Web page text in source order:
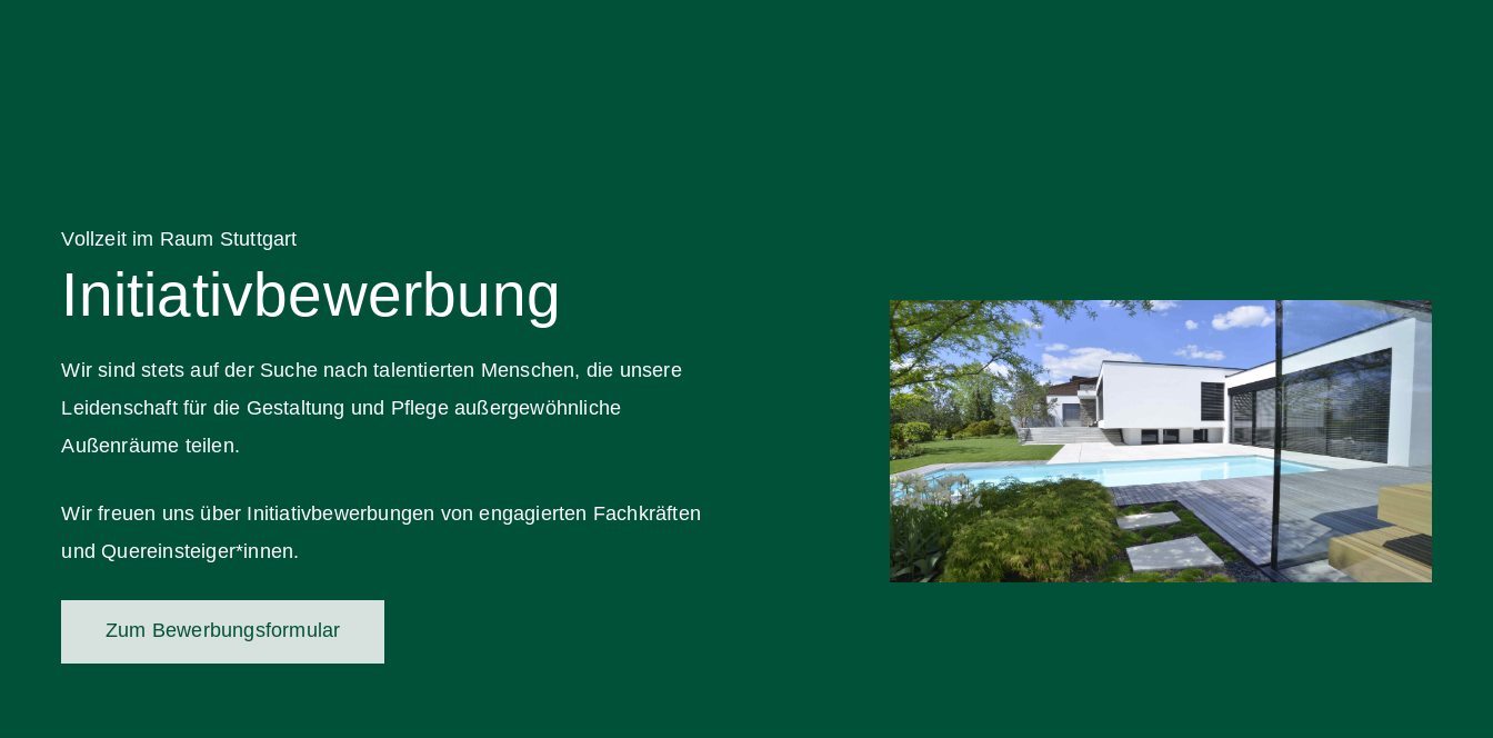
Vollzeit im Raum Stuttgart
Initiativbewerbung
Wir sind stets auf der Suche nach talentierten Menschen, die unsere
Leidenschaft für die Gestaltung und Pflege außergewöhnliche
Außenräume teilen.
Wir freuen uns über Initiativbewerbungen von engagierten Fachkräften
und Quereinsteiger*innen.
Zum Bewerbungsformular